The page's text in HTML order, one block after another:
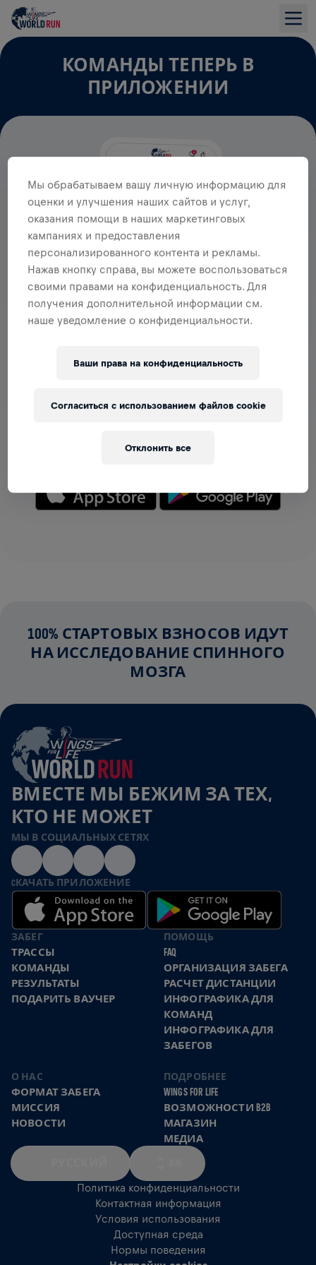
КОМАНДЫ ТЕПЕРЬ В
ПРИЛОЖЕНИИ
РАЗДЕЛ С КОМАНДАМИ
— создавай свою или присоединяйся к любой уже
подбадривайте друг друга.
100% СТАРТОВЫХ ВЗНОСОВ ИДУТ
НА ИССЛЕДОВАНИЕ СПИННОГО
МОЗГА
ВМЕСТЕ МЫ БЕЖИМ ЗА ТЕХ,
КТО НЕ МОЖЕТ
МЫ В СОЦИАЛЬНЫХ СЕТЯХ
CКАЧАТЬ ПРИЛОЖЕНИЕ
ЗАБЕГ
ТРАССЫ
КОМАНДЫ
РЕЗУЛЬТАТЫ
ПОДАРИТЬ ВАУЧЕР
ПОМОЩЬ
FAQ
ОРГАНИЗАЦИЯ ЗАБЕГА
РАСЧЕТ ДИСТАНЦИИ
ИНФОГРАФИКА ДЛЯ
КОМАНД
ИНФОГРАФИКА ДЛЯ
ЗАБЕГОВ
О НАС
ФОРМАТ ЗАБЕГА
МИССИЯ
НОВОСТИ
ПОДРОБНЕЕ
WINGS FOR LIFE
ВОЗМОЖНОСТИ B2B
МАГАЗИН
МЕДИА
Политика конфиденциальности
Контактная информация
Условия использования
Доступная среда
Нормы поведения
Мы обрабатываем вашу личную информацию для
оценки и улучшения наших сайтов и услуг,
оказания помощи в наших маркетинговых
кампаниях и предоставления
персонализированного контента и рекламы.
Нажав кнопку справа, вы можете воспользоваться
своими правами на конфиденциальность. Для
получения дополнительной информации см.
наше уведомление о конфиденциальности.
Ваши права на конфиденциальность
Отклонить все
Согласиться с использованием файлов cookie